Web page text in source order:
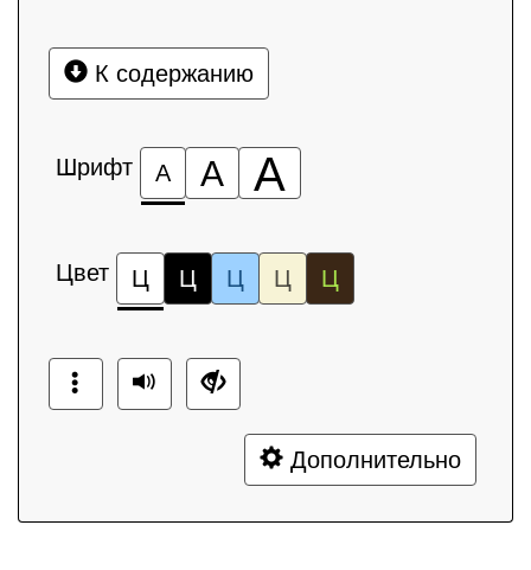
К содержанию
Шрифт А А А
Цвет Ц Ц Ц Ц Ц
Дополнительно